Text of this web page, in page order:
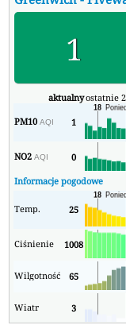
1
aktualnyostatnie
PM10AQI 1
NO2AQI 0
Informacje pogodowe
Temp. 25
Ciśnienie 1008
Wilgotność 65
Wiatr 3